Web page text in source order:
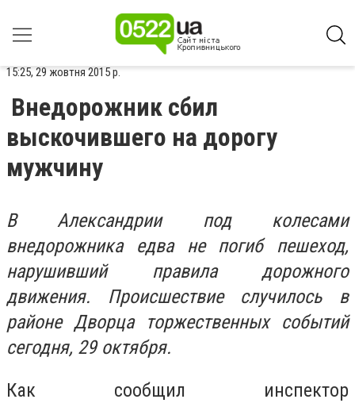
15:25, 29 жовтня 2015 р.
Внедорожник сбил
выскочившего на дорогу
мужчину
В Александрии под колесами
внедорожника едва не погиб пешеход,
нарушивший правила дорожного
движения. Происшествие случилось в
районе Дворца торжественных событий
сегодня, 29 октября.
Как сообщил инспектор